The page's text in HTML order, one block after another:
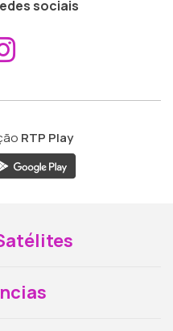
sociais
ao
RTP Play